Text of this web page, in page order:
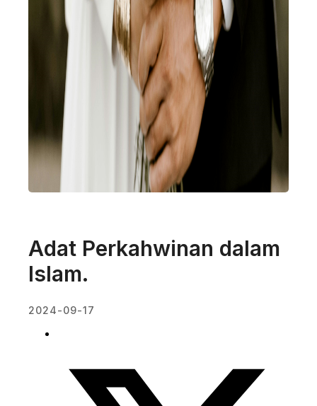
Adat Perkahwinan dalam
Islam.
2024-09-17